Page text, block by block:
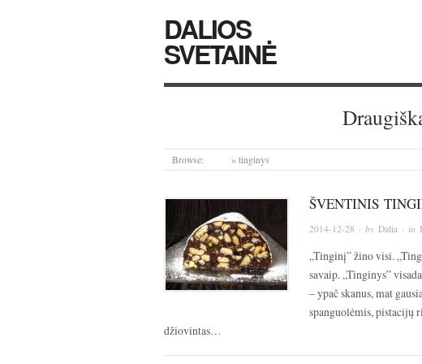
DALIOS
SVETAINĖ
Browse: » tinginys
ŠVENTINIS
2014-12-28 · by Dalia · in
„Tinginį” žino visi.
savaip. „Tinginys”
– ypač skanus, mat
spanguolėmis, pistacijų
džiovintas…